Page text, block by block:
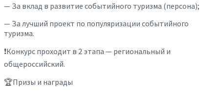
— За вклад в развитие событийного туризма (персона);
— За лучший проект по популяризации событийного
туризма.
❗Конкурс проходит в 2 этапа — региональный и
общероссийский.
🏆Призы и награды